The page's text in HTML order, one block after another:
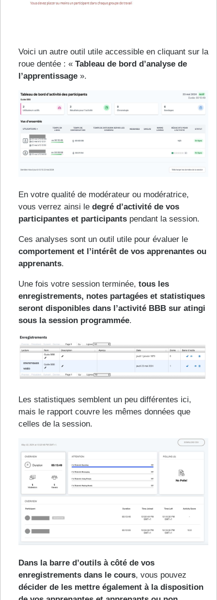
Voici un autre outil utile accessible en cliquant sur la
roue dentée : « Tableau de bord d’analyse de
l’apprentissage ».
En votre qualité de modérateur ou modératrice,
vous verrez ainsi le degré d’activité de vos
participantes et participants pendant la session.
Ces analyses sont un outil utile pour évaluer le
comportement et l’intérêt de vos apprenantes ou
apprenants.
Une fois votre session terminée, tous les
enregistrements, notes partagées et statistiques
seront disponibles dans l’activité BBB sur atingi
sous la session programmée.
Les statistiques semblent un peu différentes ici,
mais le rapport couvre les mêmes données que
celles de la session.
Dans la barre d’outils à côté de vos
enregistrements dans le cours, vous pouvez
décider de les mettre également à la disposition